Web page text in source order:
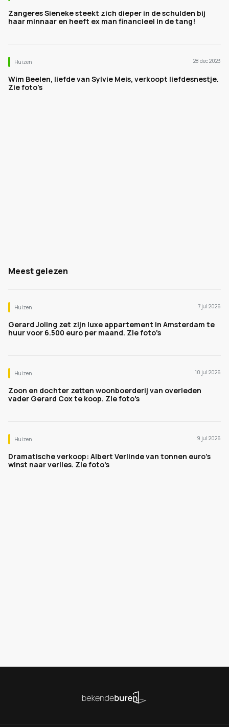
Zangeres Sieneke steekt zich dieper in de schulden bij
haar minnaar en heeft ex man financieel in de tang!
Huizen 28 dec 2023
Wim Beelen, liefde van Sylvie Meis, verkoopt liefdesnestje.
Zie foto's
Meest gelezen
Huizen 7 jul 2026
Gerard Joling zet zijn luxe appartement in Amsterdam te
huur voor 6.500 euro per maand. Zie foto's
Huizen 10 jul 2026
Zoon en dochter zetten woonboerderij van overleden
vader Gerard Cox te koop. Zie foto's
Huizen 9 jul 2026
Dramatische verkoop: Albert Verlinde van tonnen euro's
winst naar verlies. Zie foto's